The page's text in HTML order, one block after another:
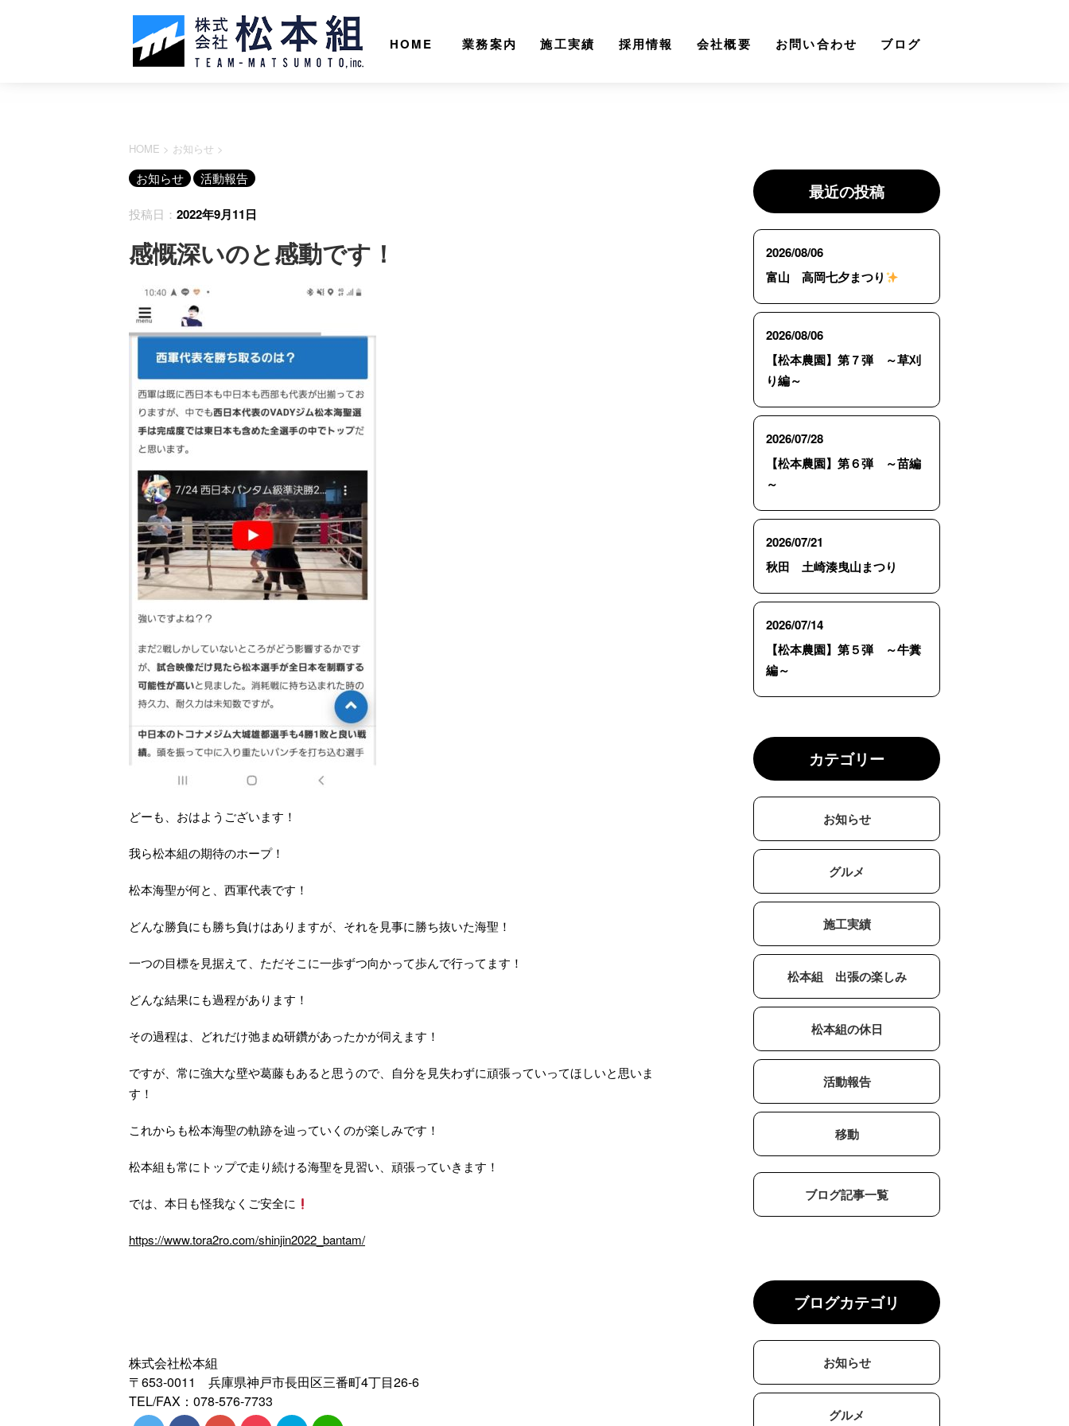
HOME 業務案内 施工実績 採用情報 会社概要 お問い合わせ ブログ
HOME > お知らせ >
お知らせ 活動報告
投稿日： 2022年9月11日
感慨深いのと感動です！
どーも、おはようございます！
我ら松本組の期待のホープ！
松本海聖が何と、西軍代表です！
どんな勝負にも勝ち負けはありますが、それを見事に勝ち抜いた海聖！
一つの目標を見据えて、ただそこに一歩ずつ向かって歩んで行ってます！
どんな結果にも過程があります！
その過程は、どれだけ弛まぬ研鑽があったかが伺えます！
ですが、常に強大な壁や葛藤もあると思うので、自分を見失わずに頑張っていってほしいと思いま
す！
これからも松本海聖の軌跡を辿っていくのが楽しみです！
松本組も常にトップで走り続ける海聖を見習い、頑張っていきます！
では、本日も怪我なくご安全に
https://www.tora2ro.com/shinjin2022_bantam/
株式会社松本組
〒653-0011 兵庫県神戸市長田区三番町4丁目26‐6
TEL/FAX：078-576-7733
最近の投稿
2026/08/06
富山 高岡七夕まつり
2026/08/06
【松本農園】第７弾 ～草刈
り編～
2026/07/28
【松本農園】第６弾 ～苗編
～
2026/07/21
秋田 土崎湊曳山まつり
2026/07/14
【松本農園】第５弾 ～牛糞
編～
カテゴリー
お知らせ
グルメ
施工実績
松本組 出張の楽しみ
松本組の休日
活動報告
移動
ブログ記事一覧
ブログカテゴリ
お知らせ
グルメ